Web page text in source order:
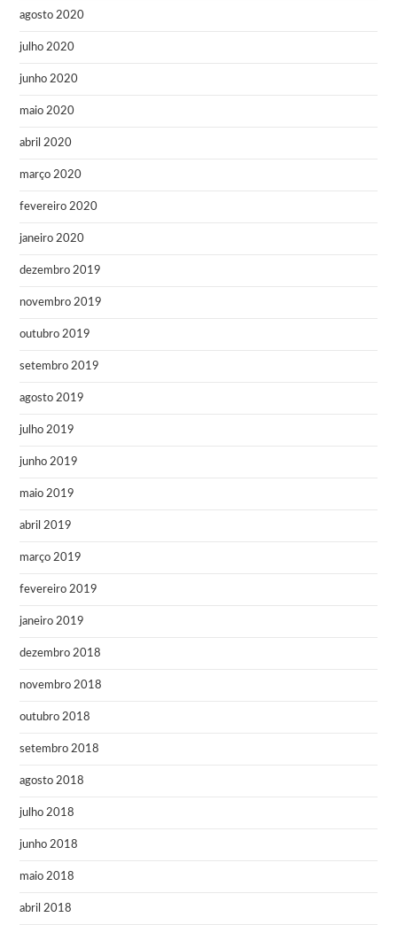
agosto 2020
julho 2020
junho 2020
maio 2020
abril 2020
março 2020
fevereiro 2020
janeiro 2020
dezembro 2019
novembro 2019
outubro 2019
setembro 2019
agosto 2019
julho 2019
junho 2019
maio 2019
abril 2019
março 2019
fevereiro 2019
janeiro 2019
dezembro 2018
novembro 2018
outubro 2018
setembro 2018
agosto 2018
julho 2018
junho 2018
maio 2018
abril 2018